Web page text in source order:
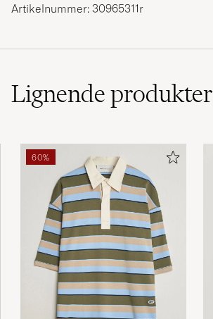
Artikelnummer: 30965311r
Lignendeprodukter
60%